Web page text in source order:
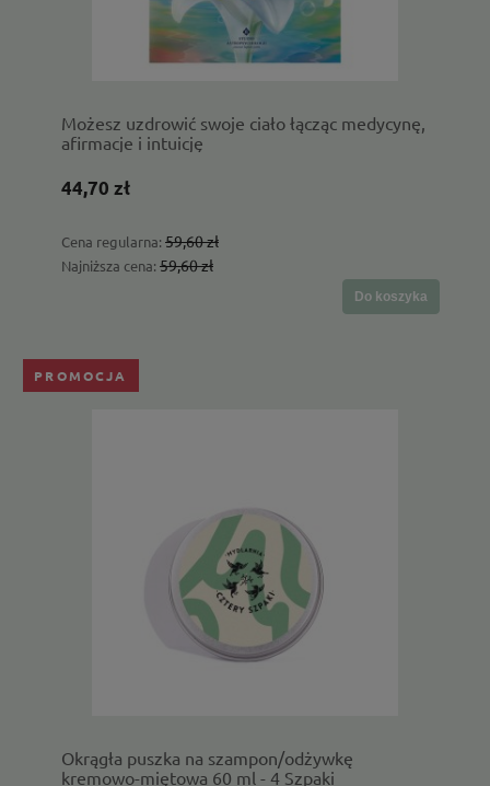
Możesz uzdrowić swoje ciało łącząc medycynę,
afirmacje i intuicję
44,70 zł
Cena regularna: 59,60 zł
Najniższa cena: 59,60 zł
Do koszyka
Okrągła puszka na szampon/odżywkę
kremowo-miętowa 60 ml - 4 Szpaki
PROMOCJA